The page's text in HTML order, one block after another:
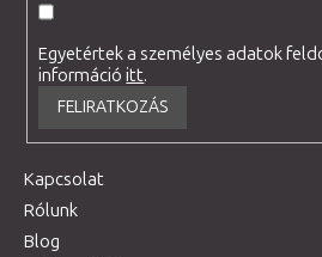
Egyetértek a személyes adatok
információitt.
FELIRATKOZÁS
Kapcsolat
Rólunk
Blog